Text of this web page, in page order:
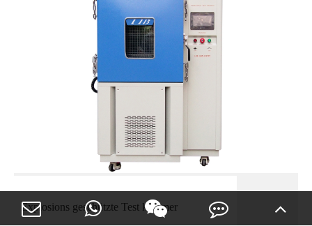
Explosions geschützte Test kammer